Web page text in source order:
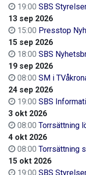
19:00 SBS
13 sep 2026
15:00 Presstop
15 sep 2026
18:00 SBS
19 sep 2026
08:00 SM i
24 sep 2026
19:00 SBS
3 okt 2026
08:00 Torrsättning
4 okt 2026
08:00 Torrsättning
15 okt 2026
19:00 SBS